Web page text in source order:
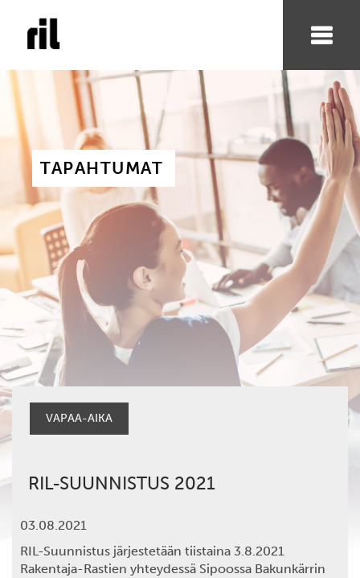
TAPAHTUMAT
VAPAA-AIKA
RIL-SUUNNISTUS 2021
03.08.2021
RIL-Suunnistus järjestetään tiistaina 3.8.2021
Rakentaja-Rastien yhteydessä Sipoossa Bakunkärrin